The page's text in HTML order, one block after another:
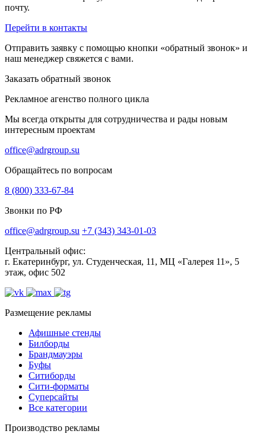
почту.
Перейти в контакты
Отправить заявку с помощью кнопки «обратный звонок» и
наш менеджер свяжется с вами.
Заказать обратный звонок
Рекламное агенство полного цикла
Мы всегда открыты для сотрудничества и рады новым
интересным проектам
office@adrgroup.su
Обращайтесь по вопросам
8 (800) 333-67-84
Звонки по РФ
office@adrgroup.su +7 (343) 343-01-03
Центральный офис:
г. Екатеринбург, ул. Студенческая, 11, МЦ «Галерея 11», 5
этаж, офис 502
Размещение рекламы
Афишные стенды
Билборды
Брандмауэры
Буфы
Ситиборды
Сити-форматы
Суперсайты
Все категории
Производство рекламы